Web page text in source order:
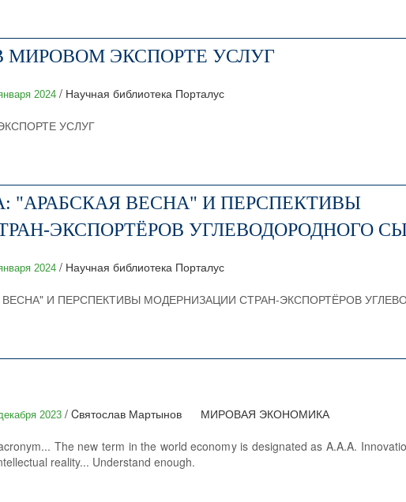
МИРОВОМ ЭКСПОРТЕ УСЛУГ
2024 / Научная библиотека Порталус
УСЛУГ
"АРАБСКАЯ ВЕСНА" И ПЕРСПЕКТИВЫ
ЭКСПОРТЁРОВ УГЛЕВОДОРОДНОГО
2024 / Научная библиотека Порталус
ВЕСНА" И ПЕРСПЕКТИВЫ МОДЕРНИЗАЦИИ СТРАН-ЭКСПОРТЁРОВ
2023 / Cвятослав Мартынов МИРОВАЯ ЭКОНОМИКА
The new term in the world economy is designated as A.A.A.
reality... Understand enough.